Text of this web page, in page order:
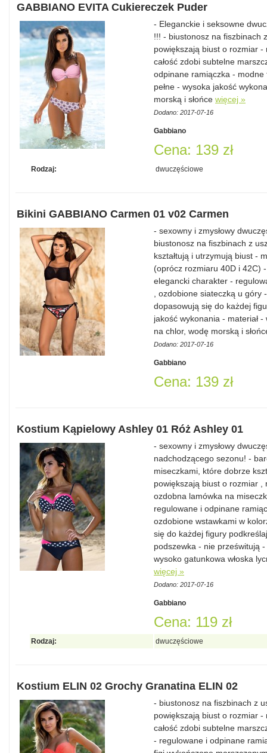
GABBIANO EVITA Cukiereczek Puder
- Eleganckie i seksowne
!!! - biustonosz na fiszbinach
powiększają biust o rozmiar -
całość zdobi subtelne
odpinane ramiączka -
pełne - wysoka jakość
morską i słońce więcej »
Dodano: 2017-07-16
Gabbiano
Cena: 139 zł
Rodzaj: dwuczęściowe
Bikini GABBIANO Carmen 01 v02 Carmen
- sexowny i zmysłowy
biustonosz na fiszbinach z
kształtują i utrzymują biust -
(oprócz rozmiaru 40D i 42C)
elegancki charakter -
, ozdobione siateczką u góry
dopasowują się do każdej
jakość wykonania - materiał
na chlor, wodę morską i
Dodano: 2017-07-16
Gabbiano
Cena: 139 zł
Kostium Kąpielowy Ashley 01 Róż Ashley 01
- sexowny i zmysłowy
nadchodzącego sezonu! -
miseczkami, które dobrze
powiększają biust o rozmiar ,
ozdobna lamówka na
regulowane i odpinane
ozdobione wstawkami w
się do każdej figury
podszewka - nie prześwitują
wysoko gatunkowa włoska
więcej »
Dodano: 2017-07-16
Gabbiano
Cena: 119 zł
Rodzaj: dwuczęściowe
Kostium ELIN 02 Grochy Granatina ELIN 02
- biustonosz na fiszbinach z
powiększają biust o rozmiar -
całość zdobi subtelne
- regulowane i odpinane